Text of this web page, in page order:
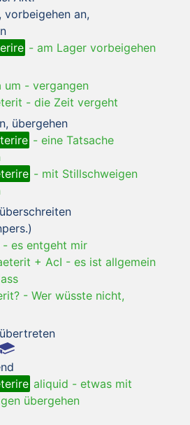
vorbeigehen an,
- am Lager vorbeigehen
um - vergangen
- die Zeit vergeht
übergehen
- eine Tatsache
- mit Stillschweigen
- es entgeht mir
+ AcI - es ist allgemein
- Wer wüsste nicht,
aliquid - etwas mit
übergehen